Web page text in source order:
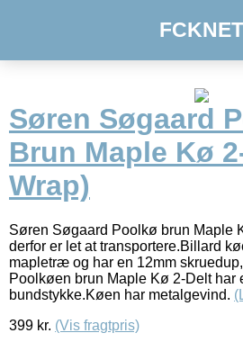
FCKNET
Søren Søgaard
Brun Maple Kø
Wrap)
Søren Søgaard Poolkø brun Maple
derfor er let at transportere.Billard
mapletræ og har en 12mm
Poolkøen brun Maple Kø 2-Delt har
bundstykke.Køen har metalgevind.
399 kr. (Vis fragtpris)